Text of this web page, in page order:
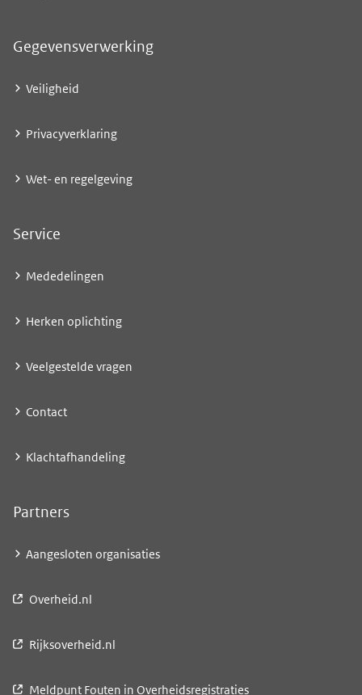
Gegevensverwerking
Veiligheid
Privacyverklaring
Wet- en regelgeving
Service
Mededelingen
Herken oplichting
Veelgestelde vragen
Contact
Klachtafhandeling
Partners
Aangesloten organisaties
Overheid.nl
Rijksoverheid.nl
Meldpunt Fouten in Overheidsregistraties